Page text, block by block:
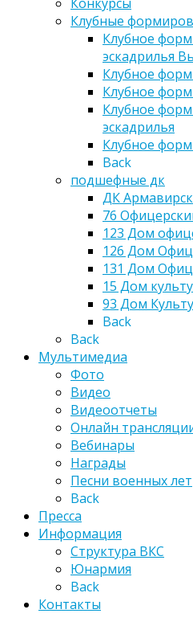
Клубные
Клубное
эскадрилья
Клубное
Клубное
Клубное
эскадрилья
Клубное
Back
подшефные дк
ДК
76
123 Дом
126 Дом
131 Дом
15 Дом
93 Дом
Back
Back
Мультимедиа
Фото
Видео
Видеоотчеты
Онлайн
Вебинары
Награды
Песни военных лет
Back
Пресса
Информация
Структура ВКС
Юнармия
Back
Контакты